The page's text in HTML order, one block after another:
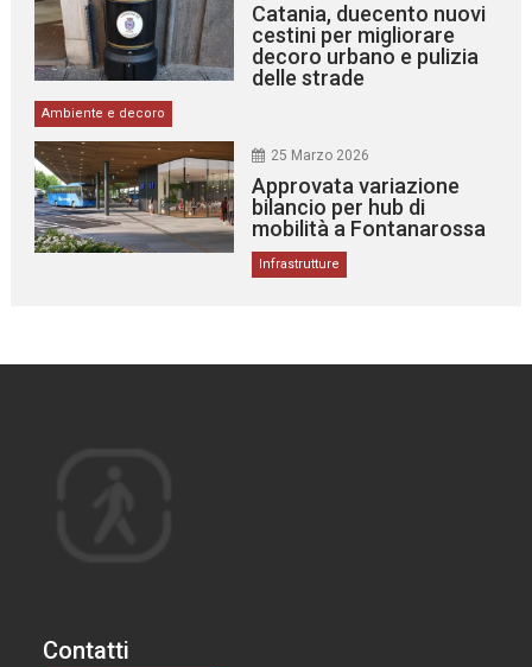
Catania, duecento nuovi
cestini per migliorare
decoro urbano e pulizia
delle strade
Ambiente e decoro
25 Marzo 2026
Approvata variazione
bilancio per hub di
mobilità a Fontanarossa
Infrastrutture
Contatti